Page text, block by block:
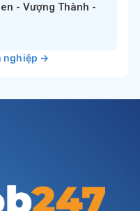
- Vượng Thành -
nghiệp →